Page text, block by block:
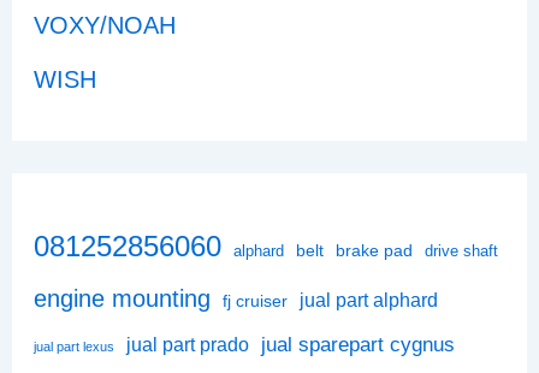
VOXY/NOAH
WISH
081252856060 alphard belt brake pad drive shaft
engine mounting fj cruiser jual part alphard
jual part lexus jual part prado jual sparepart cygnus